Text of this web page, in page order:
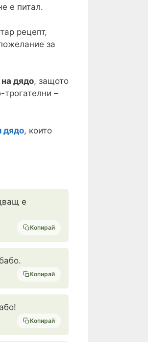
е питал.
рецепт,
за
дядо, защото
–
дядо, които
е
Копирай
Копирай
Копирай